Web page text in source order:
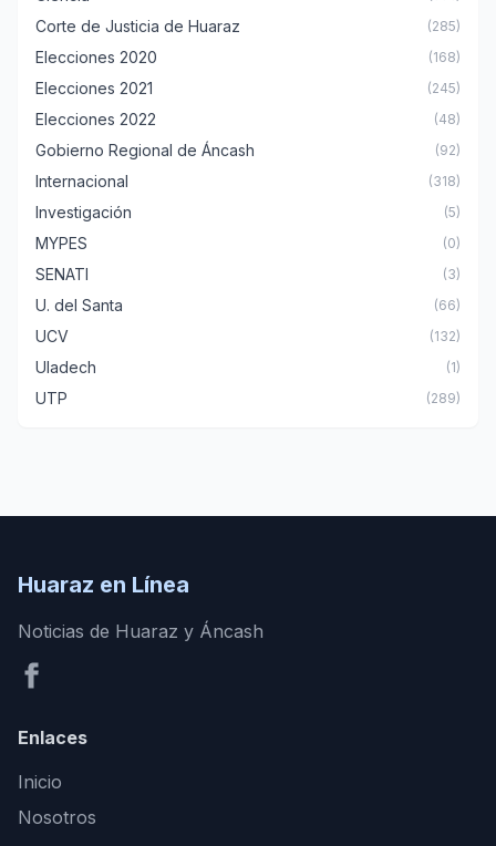
Corte de Justicia de Huaraz (285)
Elecciones 2020 (168)
Elecciones 2021 (245)
Elecciones 2022 (48)
Gobierno Regional de Áncash (92)
Internacional (318)
Investigación (5)
MYPES (0)
SENATI (3)
U. del Santa (66)
UCV (132)
Uladech (1)
UTP (289)
Huaraz en Línea
Noticias de Huaraz y Áncash
Enlaces
Inicio
Nosotros